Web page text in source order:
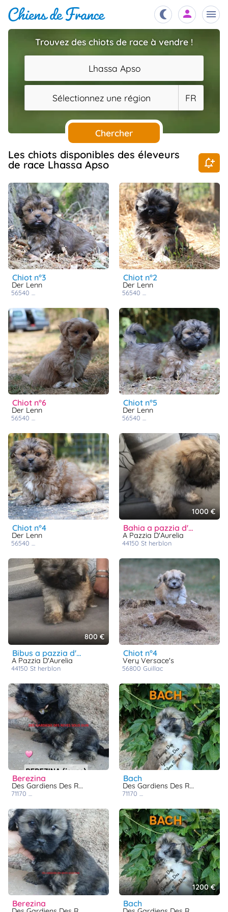
Chiots
Éleveurs
Étalons
Chiens
Services
..
Assurances
Connexion
Trouvez des chiots de race à vendre !
Lhassa Apso
Sélectionnez une région FR
Chercher
Les chiots disponibles des éleveurs
de race Lhassa Apso
chiot n°3
Der Lenn
56540
chiot n°2
Der Lenn
56540
chiot n°6
Der Lenn
56540
chiot n°5
Der Lenn
56540
chiot n°4
Der Lenn
56540
1000 €
bahia a pazzia d'aurelia
A Pazzia D'Aurelia
44150 st herblon
800 €
bibus a pazzia d'aurelia
A Pazzia D'Aurelia
44150 st herblon
chiot n°4
Very Versace's
56800 guillac
berezina
Des Gardiens Des Reves Sous Dun
71170
bach
Des Gardiens Des Reves Sous Dun
71170
berezina
1200 €
bach